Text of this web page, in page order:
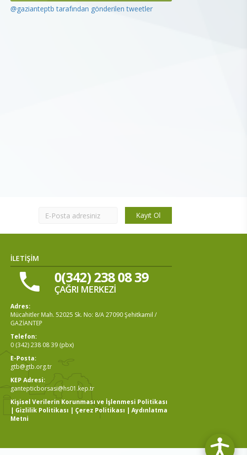
@gazianteptb tarafından gönderilen tweetler
Kayıt Ol
İLETİŞİM
0(342) 238 08 39
ÇAĞRI MERKEZİ
Adres:
Mücahitler Mah. 52025 Sk. No: 8/A 27090 Şehitkamil /
GAZİANTEP
Telefon:
0 (342) 238 08 39 (pbx)
E-Posta:
gtb@gtb.org.tr
KEP Adresi:
gantepticborsasi@hs01.kep.tr
Kişisel Verilerin Korunması ve İşlenmesi Politikası
| Gizlilik Politikası | Çerez Politikası |Aydınlatma
Metni